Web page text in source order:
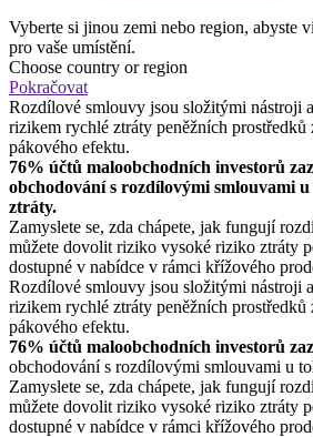
Vyberte si jinou zemi nebo region, abyste
pro vaše umístění.
Choose country or region
Pokračovat
Rozdílové smlouvy jsou složitými nástroji
rizikem rychlé ztráty peněžních
pákového efektu.
76% účtů maloobchodních investorů
obchodování s rozdílovými smlouvami
ztráty.
Zamyslete se, zda chápete, jak fungují
můžete dovolit riziko vysoké riziko ztráty
dostupné v nabídce v rámci křížového
Rozdílové smlouvy jsou složitými nástroji
rizikem rychlé ztráty peněžních
pákového efektu.
76% účtů maloobchodních investorů
obchodování s rozdílovými smlouvami u
Zamyslete se, zda chápete, jak fungují
můžete dovolit riziko vysoké riziko ztráty
dostupné v nabídce v rámci křížového